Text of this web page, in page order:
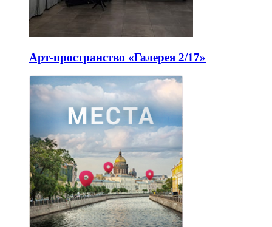
Арт-пространство «Галерея 2/17»